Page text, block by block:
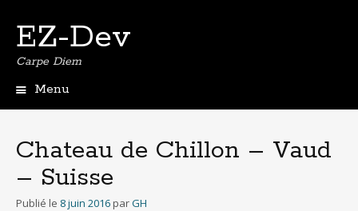
EZ-Dev
Carpe Diem
Menu
principal
Chateau de Chillon – Vaud
– Suisse
Publié le 8 juin 2016 parGH